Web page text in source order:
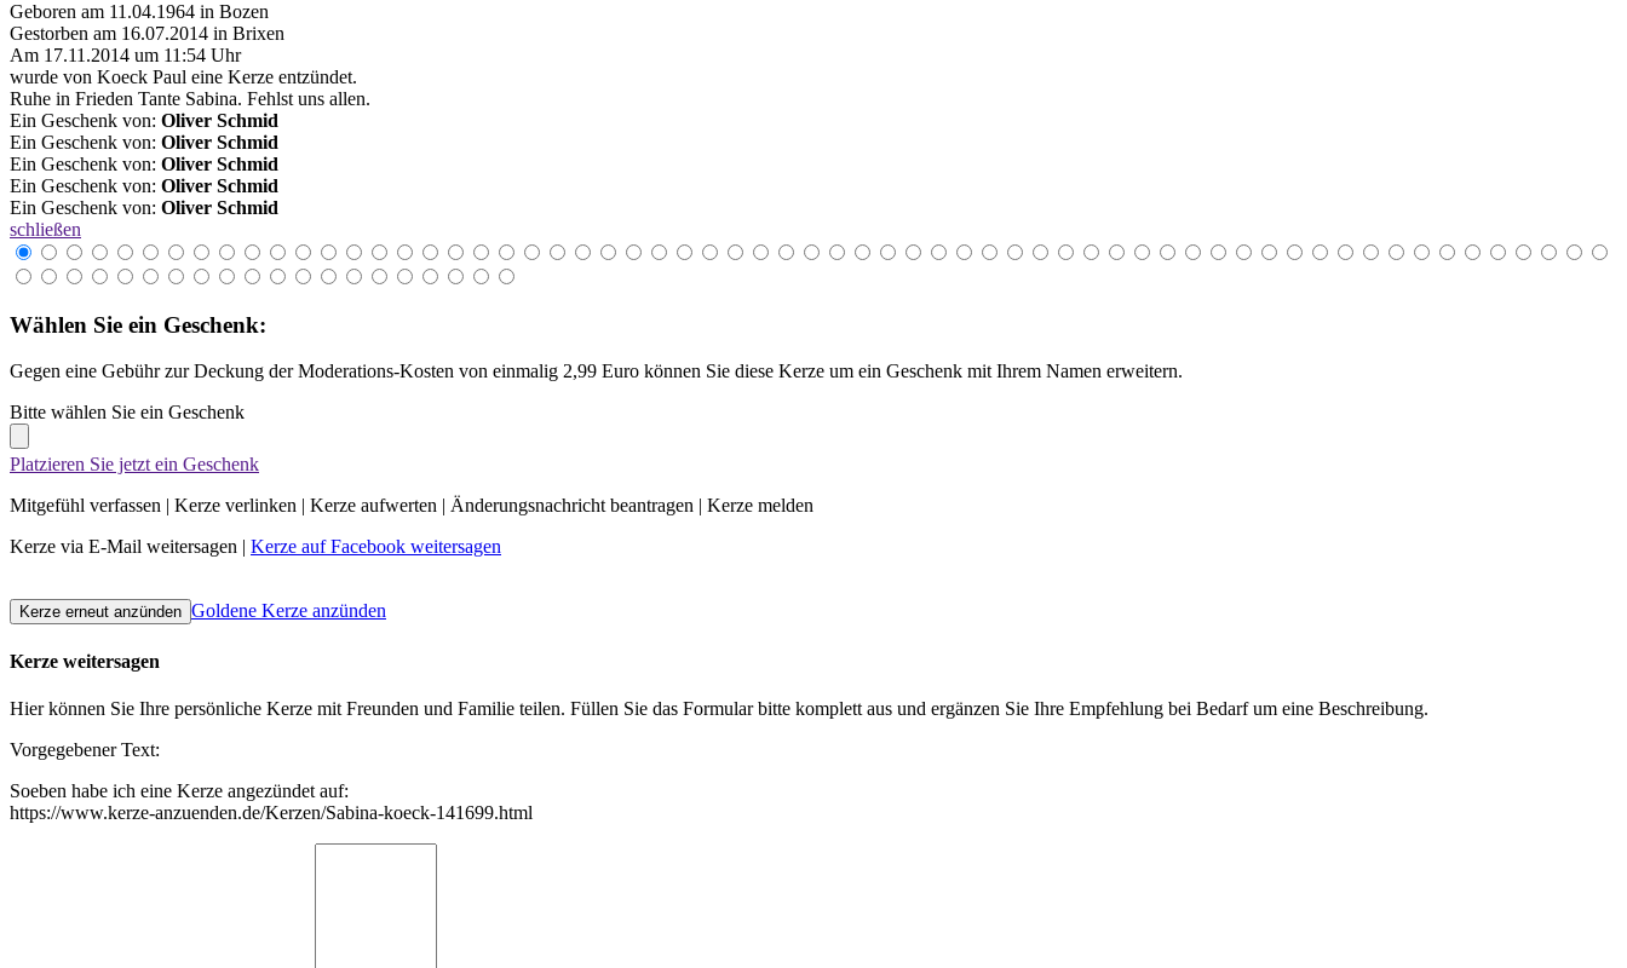
Geboren am 11.04.1964 in Bozen
Gestorben am 16.07.2014 in Brixen
Am 17.11.2014 um 11:54 Uhr
wurde von Koeck Paul eine Kerze entzündet.
Ruhe in Frieden Tante Sabina. Fehlst uns allen.
Ein Geschenk von: Oliver Schmid
Ein Geschenk von: Oliver Schmid
Ein Geschenk von: Oliver Schmid
Ein Geschenk von: Oliver Schmid
Ein Geschenk von: Oliver Schmid
schließen
Wählen Sie ein Geschenk:
Gegen eine Gebühr zur Deckung der Moderations-Kosten von einmalig 2,99 Euro können Sie diese Kerze um ein Geschenk mit Ihrem Namen erweitern.
Bitte wählen Sie ein Geschenk
Platzieren Sie jetzt ein Geschenk
Mitgefühl verfassen
Kerze verlinken Kerze aufwerten Änderungsnachricht beantragen
Kerze melden
Kerze via E-Mail weitersagen
Kerze auf Facebook weitersagen
Goldene Kerze anzünden
Kerze weitersagen
Hier können Sie Ihre persönliche Kerze mit Freunden und Familie teilen. Füllen Sie das Formular bitte komplett aus und ergänzen Sie Ihre Empfehlung bei Bedarf um eine Beschreibung.
Vorgegebener Text:
Soeben habe ich eine Kerze angezündet auf:
https://www.kerze-anzuenden.de/Kerzen/Sabina-koeck-141699.html